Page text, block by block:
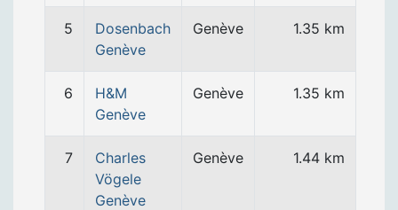
5
Dosenbach
Genève
Genève 1.35 km
6
H&M
Genève
Genève 1.35 km
7
Charles
Vögele
Genève
Genève 1.44 km